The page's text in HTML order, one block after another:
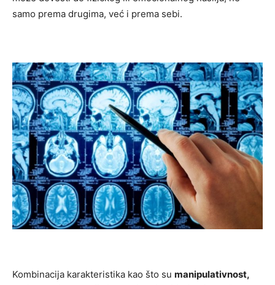
samo prema drugima, već i prema sebi.
Kombinacija karakteristika kao što su manipulativnost,